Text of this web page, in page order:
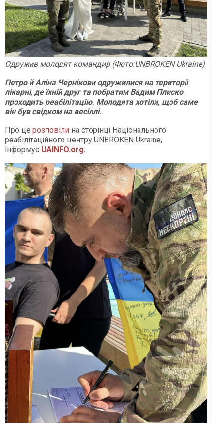
Одружив молодят командир (Фото:UNBROKEN Ukraine)
Петро й Аліна Чернікови одружилися на території
лікарні, де їхній друг та побратим Вадим Плиско
проходить реабілітацію. Молодята хотіли, щоб саме
він був свідком на весіллі.
Про це розповіли на сторінці Національного
реабілітаційного центру UNBROKEN Ukraine,
інформує UAINFO.org.